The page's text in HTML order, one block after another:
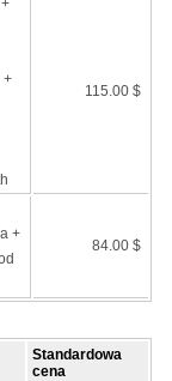
+
115.00 $
+
84.00 $
Standardowa
cena